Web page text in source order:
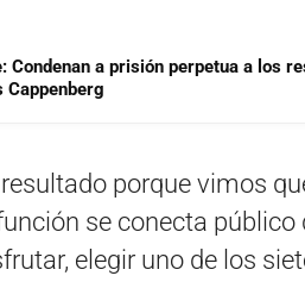
Condenan a prisión perpetua a los
Cappenberg
porque vimos
se conecta público
elegir uno de los